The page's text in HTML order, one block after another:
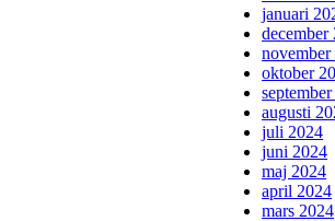
januari
december
november
oktober
augusti
juli 2024
juni 2024
maj 2024
april 2024
mars 2024